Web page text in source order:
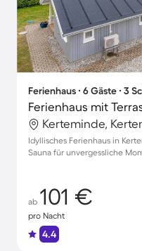
Ferienhaus ∙ 6 Gäste ∙ 3
Idyllisches Ferienhaus in
Sauna für unvergessliche
ab 101 €
pro Nacht
4.4